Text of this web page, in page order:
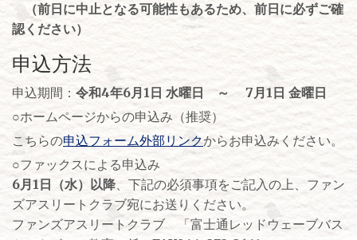
（前日に中止となる可能性もあるため、前日に必ずご確
認ください）
申込方法
申込期間： 令和4年6月1日 水曜日 ～ 7月1日 金曜日
○ホームページからの申込み（推奨）
こちらの申込フォーム外部リンクからお申込みください。
○ファックスによる申込み
6月1日（水）以降、下記の必須事項をご記入の上、ファン
ズアスリートクラブ宛にお送りください。
ファンズアスリートクラブ 「富士通レッドウェーブバス